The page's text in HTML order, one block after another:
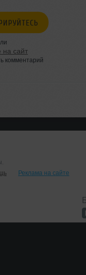
на сайт
комментарий
Реклама на сайте